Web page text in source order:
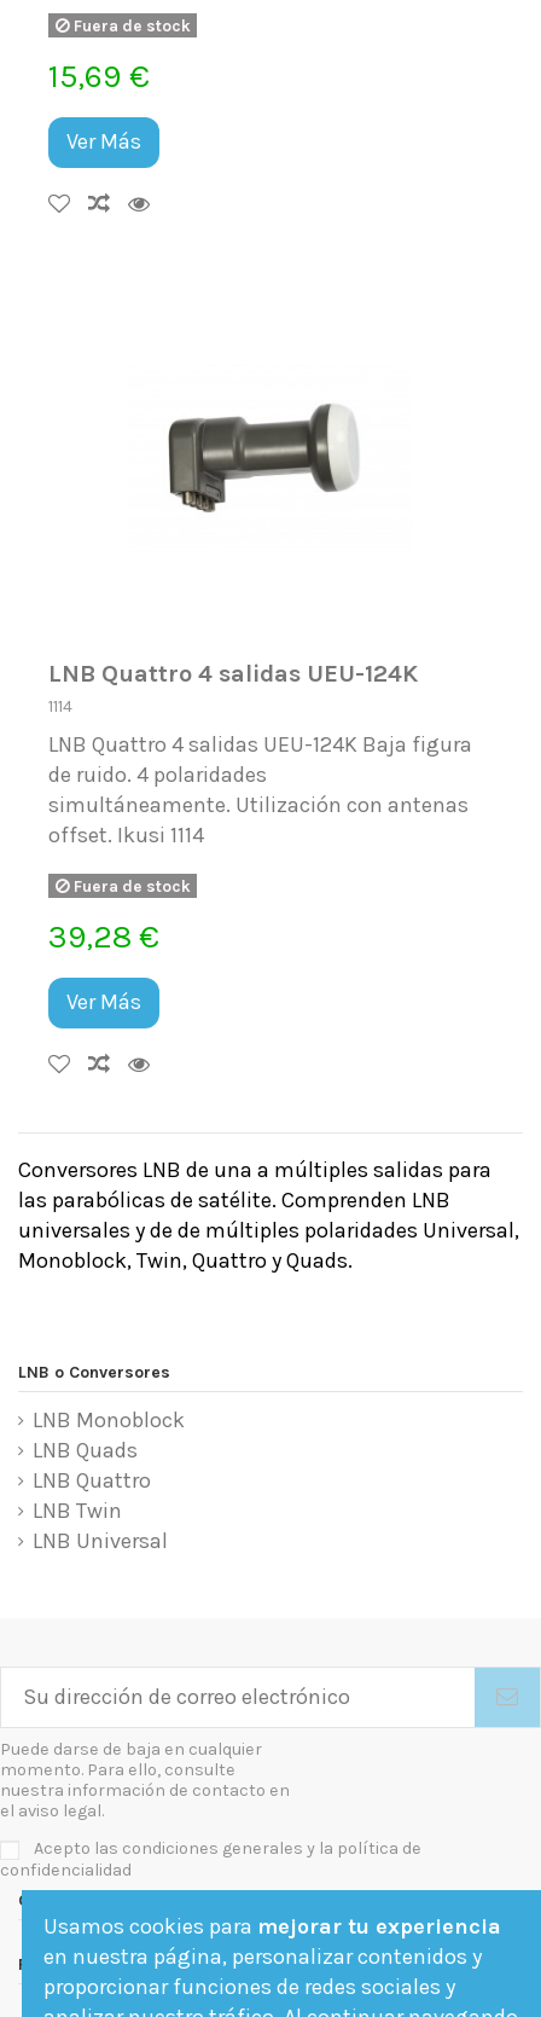
Fuera de stock
15,69 €
Ver Más
LNB Quattro 4 salidas UEU-124K
1114
LNB Quattro 4 salidas UEU-124K Baja figura
de ruido. 4 polaridades
simultáneamente. Utilización con antenas
offset. Ikusi 1114
Fuera de stock
39,28 €
Ver Más
Conversores LNB de una a múltiples salidas para
las parabólicas de satélite. Comprenden LNB
universales y de de múltiples polaridades Universal,
Monoblock, Twin, Quattro y Quads.
LNB o Conversores
LNB Monoblock
LNB Quads
LNB Quattro
LNB Twin
LNB Universal
Puede darse de baja en cualquier
momento. Para ello, consulte
nuestra información de contacto en
el aviso legal.
Acepto las condiciones generales y la política de
confidencialidad
Contact us
Follow us
Usamos cookies para mejorar tu experiencia
en nuestra página, personalizar contenidos y
proporcionar funciones de redes sociales y